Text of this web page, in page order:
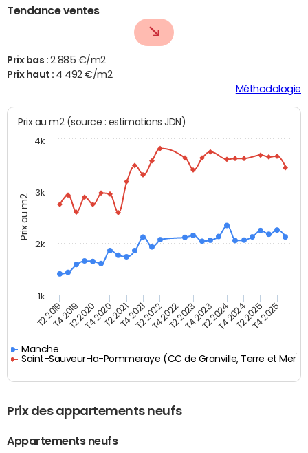
Tendance ventes
Prix bas : 2 885 €/m2
Prix haut : 4 492 €/m2
Méthodologie
Prix au m2
Prix au m2 (source : estimations JDN)
Manche
Saint-Sauveur-la-Pommeraye (CC de Granville, Terre et Mer)
T2 2019T4 2019T2 2020T4 2020T2 2021T4 2021T2 2022T4 2022T2 2023T4 2023T2 2024T4 2024T2 2025T4 2025
1k
2k
3k
4k
Prix des appartements neufs
Appartements neufs